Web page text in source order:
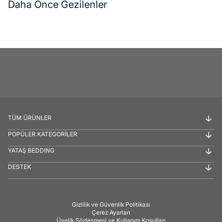
Daha Önce Gezilenler
TÜM ÜRÜNLER
POPÜLER KATEGORİLER
YATAŞ BEDDING
DESTEK
Gizlilik ve Güvenlik Politikası
Çerez Ayarları
Üyelik Sözleşmesi ve Kullanım Koşulları